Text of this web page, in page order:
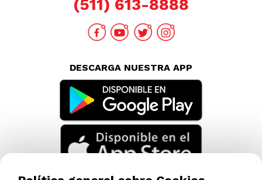
Términos y Condiciones
Legales
AYUDA CALLCENTER
(511) 613-8888